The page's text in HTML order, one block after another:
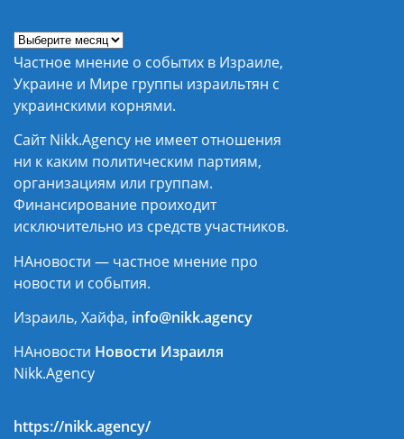
Частное мнение о событих в Израиле,
Украине и Мире группы израильтян с
украинскими корнями.
Сайт Nikk.Agency не имеет отношения
ни к каким политическим партиям,
организациям или группам.
Финансирование проиходит
исключительно из средств участников.
НАновости — частное мнение про
новости и события.
Израиль, Хайфа, info@nikk.agency
НАновости Новости Израиля
Nikk.Agency
https://nikk.agency/